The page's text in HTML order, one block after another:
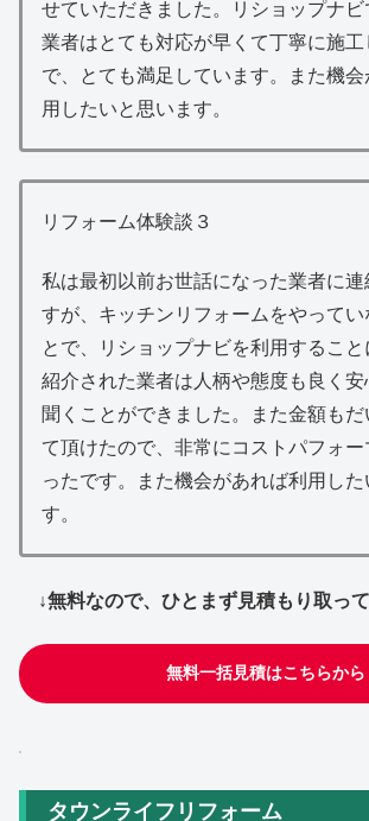
せていただきました。リショップナビ
業者はとても対応が早くて丁寧に施
で、とても満足しています。また機会
用したいと思います。
リフォーム体験談３
私は最初以前お世話になった業者に
すが、キッチンリフォームをやってい
とで、リショップナビを利用すること
紹介された業者は人柄や態度も良く
聞くことができました。また金額もだ
て頂けたので、非常にコストパフォ
ったです。また機会があれば利用した
す。
↓無料なので、ひとまず見積もり取っ
無料一括見積はこちらから
タウンライフリフォーム